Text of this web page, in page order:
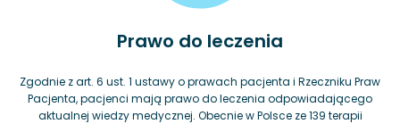
Prawo do leczenia
Zgodnie z art. 6 ust. 1 ustawy o prawach pacjenta i Rzeczniku Praw
Pacjenta, pacjenci mają prawo do leczenia odpowiadającego
aktualnej wiedzy medycznej. Obecnie w Polsce ze 139 terapii